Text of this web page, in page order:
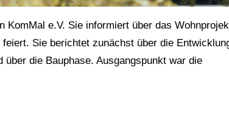
KomMal e.V. Sie informiert über das
Sie berichtet zunächst über die
die Bauphase. Ausgangspunkt war die